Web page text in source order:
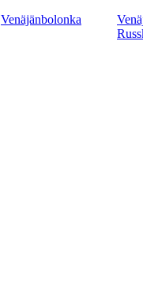
Venäjänbolonka